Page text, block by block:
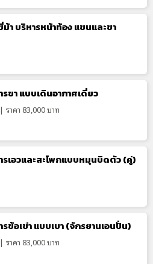
ม้า บริหารหน้าท้อง แขนและขา
รขา แบบเดินอากาศเดี่ยว
ราคา 83,000 บาท
รเอวและสะโพกแบบหมุนบิดตัว (คู่)
รข้อเข่า แบบเบา (จักรยานเอนปั่น)
ราคา 83,000 บาท